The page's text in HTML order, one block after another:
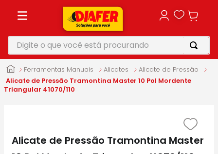
Digite o que você está procurando
Ferramentas Manuais Alicates
Alicate de Pressão
Alicate de Pressão Tramontina Master 10 Pol Mordente
Triangular 41070/110
Alicate de Pressão Tramontina Master
1º
motosserra